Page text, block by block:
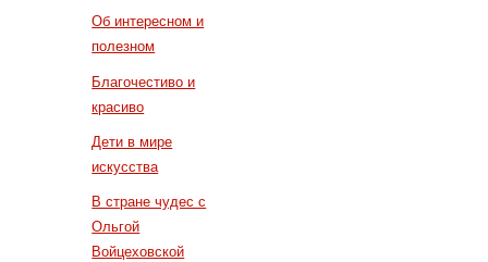
Об интересном и
полезном
Благочестиво и
красиво
Дети в мире
искусства
В стране чудес с
Ольгой
Войцеховской